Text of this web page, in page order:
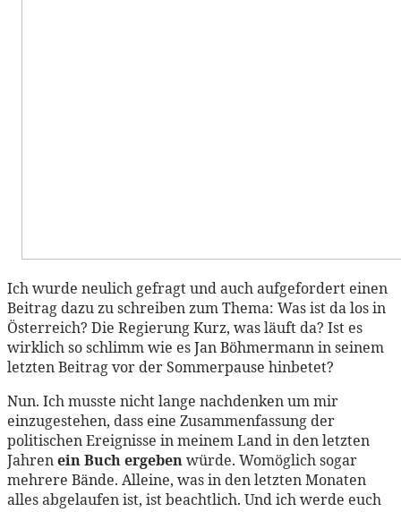
Ich wurde neulich gefragt und auch aufgefordert einen
Beitrag dazu zu schreiben zum Thema: Was ist da los in
Österreich? Die Regierung Kurz, was läuft da? Ist es
wirklich so schlimm wie es Jan Böhmermann in seinem
letzten Beitrag vor der Sommerpause hinbetet?
Nun. Ich musste nicht lange nachdenken um mir
einzugestehen, dass eine Zusammenfassung der
politischen Ereignisse in meinem Land in den letzten
Jahrenein Buch ergebenwürde. Womöglich sogar
mehrere Bände. Alleine, was in den letzten Monaten
alles abgelaufen ist, ist beachtlich. Und ich werde euch